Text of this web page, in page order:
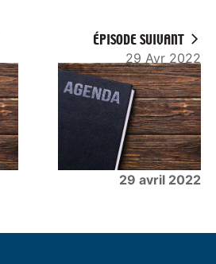
ÉPISODE SUIVANT
29 Avr 2022
29 avril 2022